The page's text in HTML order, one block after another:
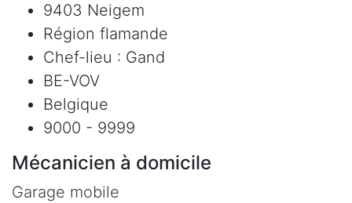
9403 Neigem
Région flamande
Chef-lieu : Gand
BE-VOV
Belgique
9000 - 9999
Mécanicien à domicile
Garage mobile